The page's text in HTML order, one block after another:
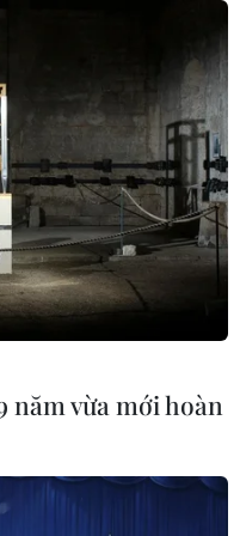
tại
tại
tác
vực
năm vừa mới hoàn